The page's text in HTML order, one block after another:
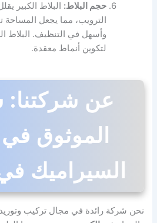
حجم البلاط: البلاط الكبير
الترويب، مما يجعل المساحة
وأسهل في التنظيف. البلاط
لتكوين أنماط معقدة.
عن
الموثوق
السيراميك
نحن شركة رائدة في مجال تركيب